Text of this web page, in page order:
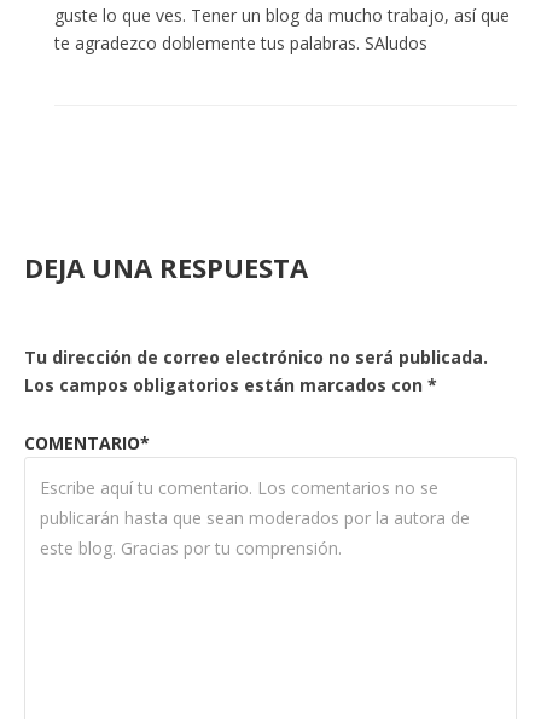
guste lo que ves. Tener un blog da mucho trabajo, así que
te agradezco doblemente tus palabras. SAludos
DEJA UNA RESPUESTA
Tu dirección de correo electrónico no será publicada.
Los campos obligatorios están marcados con *
COMENTARIO*